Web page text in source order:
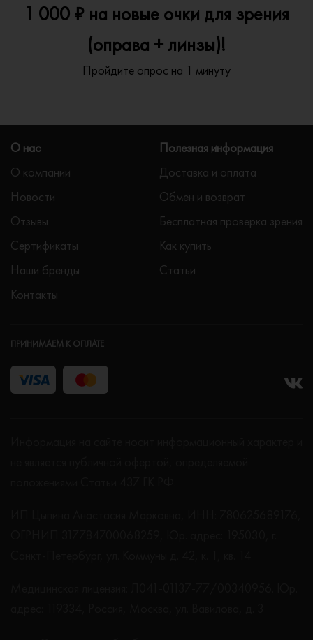
1 000 ₽ на новые очки для зрения
(оправа + линзы)!
Пройдите опрос на 1 минуту
О нас
О компании
Новости
Отзывы
Сертификаты
Наши бренды
Контакты
Полезная информация
Доставка и оплата
Обмен и возврат
Бесплатная проверка зрения
Как купить
Статьи
ПРИНИМАЕМ К ОПЛАТЕ